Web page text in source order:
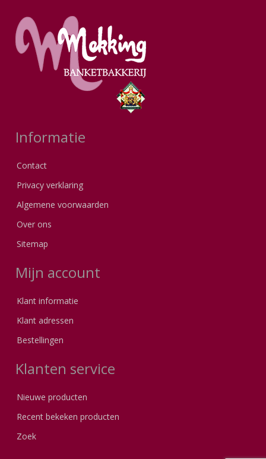
Informatie
Contact
Privacy verklaring
Algemene voorwaarden
Over ons
Sitemap
Mijn account
Klant informatie
Klant adressen
Bestellingen
Klanten service
Nieuwe producten
Recent bekeken producten
Zoek